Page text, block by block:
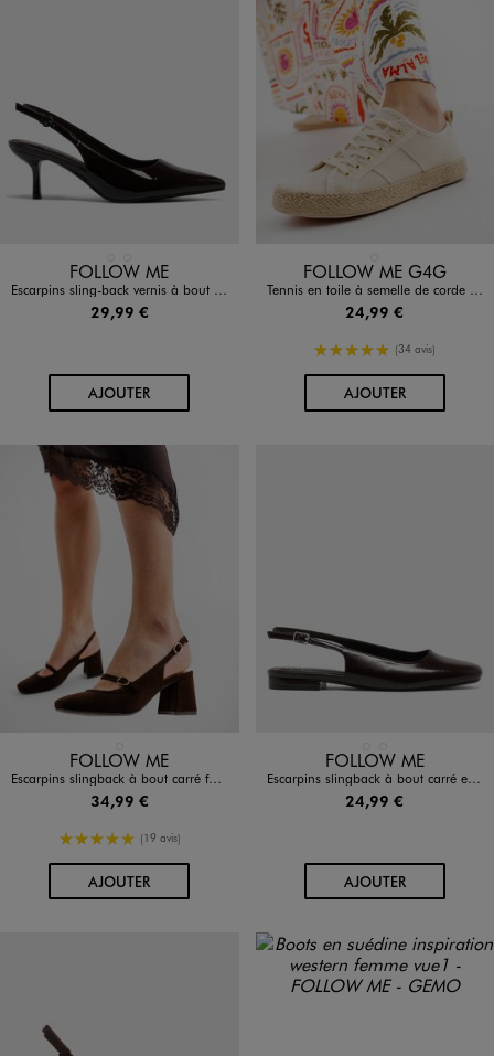
Disponible en 2 coloris
FOLLOW ME
Escarpins sling-back vernis à bout pointu et talon fin femme- Follow Me
29,99 €
AJOUTERAU PANIER
Disponible en 1 coloris
FOLLOW ME G4G
Tennis en toile à semelle de corde femme - Follow Me
24,99 €
5/5 de moyenne
(34 avis)
AJOUTERAU PANIER
Disponible en 1 coloris
FOLLOW ME
Escarpins slingback à bout carré femme - Follow Me
34,99 €
5/5 de moyenne
(19 avis)
AJOUTERAU PANIER
Disponible en 2 coloris
FOLLOW ME
Escarpins slingback à bout carré et talon plat femme - Follow Me
24,99 €
AJOUTERAU PANIER